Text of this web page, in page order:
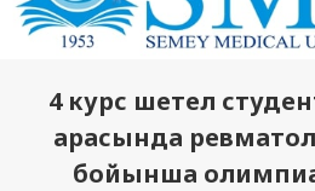
қарым-қатынас үшін орыс
үйірмеде сабақ өткізуге
4 курс шетел
арасында
бойынша